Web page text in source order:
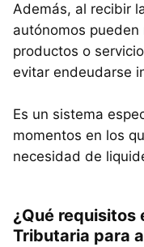
Además, al recibir
autónomos
productos o
evitar endeudarse
Es un sistema
momentos en los
necesidad de
¿Qué requisitos
Tributaria para